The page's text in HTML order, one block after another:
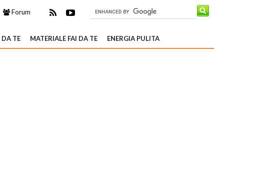
Forum
TE MATERIALE FAI DA TE ENERGIA PULITA